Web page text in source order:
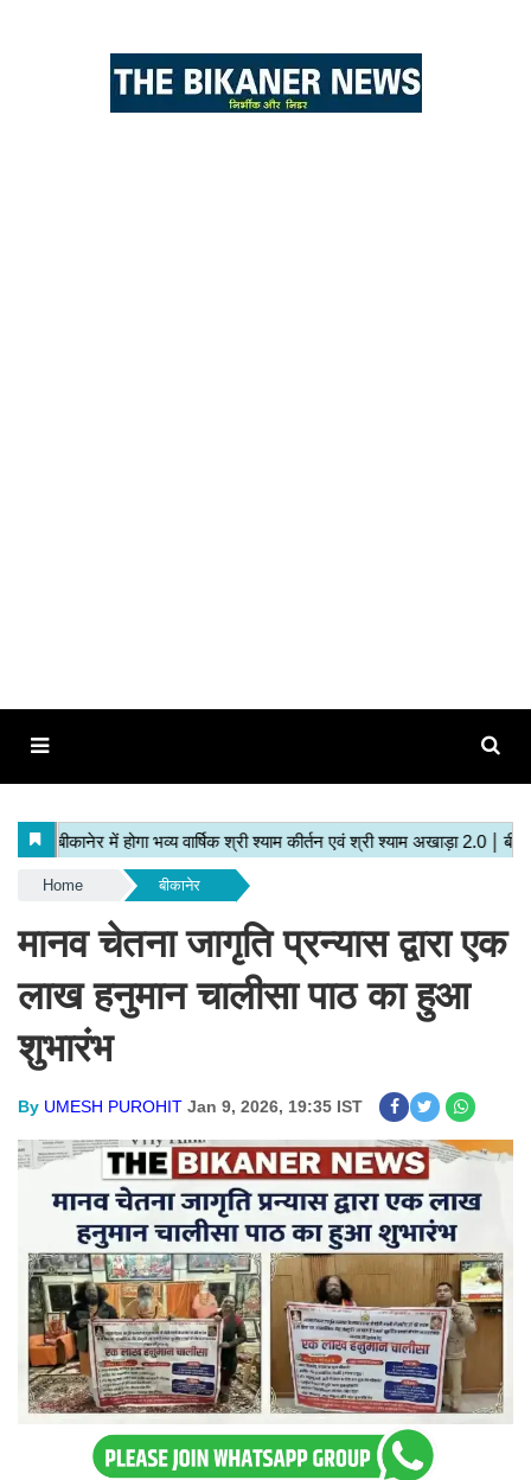
Home बीकानेर
मानव चेतना जागृति प्रन्यास द्वारा एक
लाख हनुमान चालीसा पाठ का हुआ
शुभारंभ
By UMESH PUROHIT Jan 9, 2026, 19:35 IST